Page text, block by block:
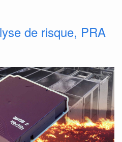
de risque, PRA